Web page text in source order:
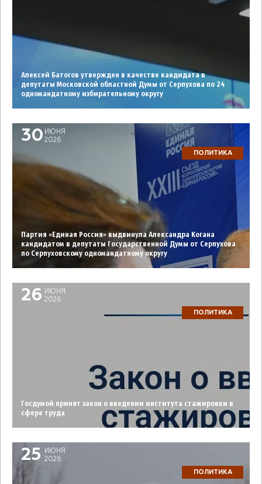
Алексей Батогов утвержден в качестве кандидата в
депутаты Московской областной Думы от Серпухова по 24
одномандатному избирательному округу
30 ИЮНЯ
2026
ПОЛИТИКА
Партия «Единая Россия» выдвинула Александра Когана
кандидатом в депутаты Государственной Думы от Серпухова
по Серпуховскому одномандатному округу
26
ИЮНЯ
2026
ПОЛИТИКА
Госдумой принят закон о введении института стажировки в
сфере труда
25
ИЮНЯ
2026
ПОЛИТИКА